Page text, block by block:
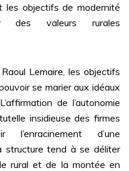
les objectifs de modernité
des valeurs rurales
Lemaire, les objectifs
se marier aux idéaux
de l’autonomie
insidieuse des firmes
l’enracinement d’une
structure tend à se déliter
rural et de la montée en